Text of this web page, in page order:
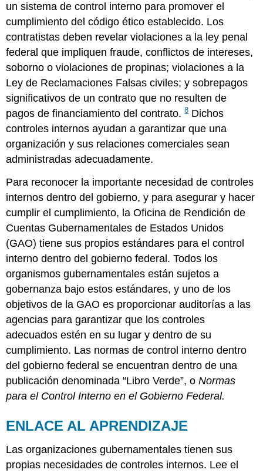
un sistema de control interno para promover el
cumplimiento del código ético establecido. Los
contratistas deben revelar violaciones a la ley penal
federal que impliquen fraude, conflictos de intereses,
soborno o violaciones de propinas; violaciones a la
Ley de Reclamaciones Falsas civiles; y sobrepagos
significativos de un contrato que no resulten de
pagos de financiamiento del contrato.8Dichos
controles internos ayudan a garantizar que una
organización y sus relaciones comerciales sean
administradas adecuadamente.
Para reconocer la importante necesidad de controles
internos dentro del gobierno, y para asegurar y hacer
cumplir el cumplimiento, la Oficina de Rendición de
Cuentas Gubernamentales de Estados Unidos
(GAO) tiene sus propios estándares para el control
interno dentro del gobierno federal. Todos los
organismos gubernamentales están sujetos a
gobernanza bajo estos estándares, y uno de los
objetivos de la GAO es proporcionar auditorías a las
agencias para garantizar que los controles
adecuados estén en su lugar y dentro de su
cumplimiento. Las normas de control interno dentro
del gobierno federal se encuentran dentro de una
publicación denominada “Libro Verde”, oNormas
para el Control Interno en el Gobierno Federal.
ENLACE AL APRENDIZAJE
Las organizaciones gubernamentales tienen sus
propias necesidades de controles internos. Lee el